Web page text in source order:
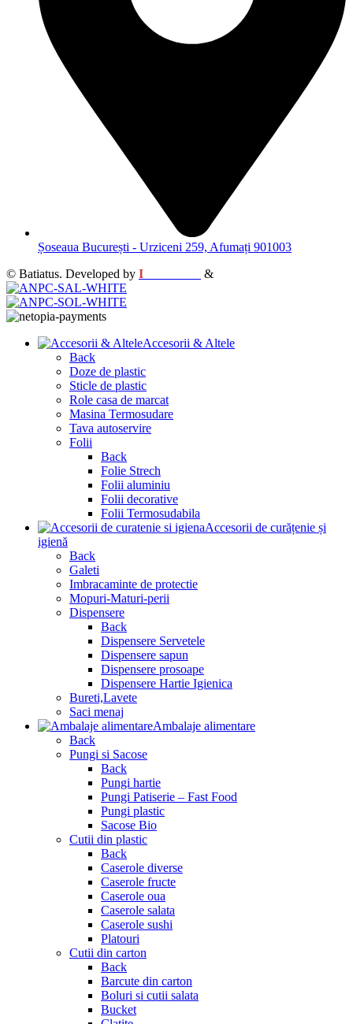
Șoseaua București - Urziceni 259, Afumați 901003
© Batiatus. Developed by I &
Accesorii & Altele
Back
Doze de plastic
Sticle de plastic
Role casa de marcat
Masina Termosudare
Tava autoservire
Folii
Back
Folie Strech
Folii aluminiu
Folii decorative
Folii Termosudabila
Accesorii de curățenie și
igienă
Back
Galeti
Imbracaminte de protectie
Mopuri-Maturi-perii
Dispensere
Back
Dispensere Servetele
Dispensere sapun
Dispensere prosoape
Dispensere Hartie Igienica
Bureti,Lavete
Saci menaj
Ambalaje alimentare
Back
Pungi si Sacose
Back
Pungi hartie
Pungi Patiserie – Fast Food
Pungi plastic
Sacose Bio
Cutii din plastic
Back
Caserole diverse
Caserole fructe
Caserole oua
Caserole salata
Caserole sushi
Platouri
Cutii din carton
Back
Barcute din carton
Boluri si cutii salata
Bucket